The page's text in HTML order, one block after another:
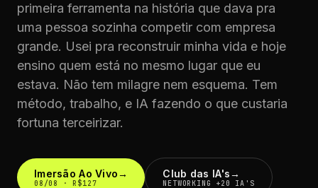
primeira ferramenta na história que dava pra
uma pessoa sozinha competir com empresa
grande. Usei pra reconstruir minha vida e hoje
ensino quem está no mesmo lugar que eu
estava. Não tem milagre nem esquema. Tem
método, trabalho, e IA fazendo o que custaria
fortuna terceirizar.
Imersão Ao Vivo→
08/08 · R$127
Club das IA's→
NETWORKING +20 IA'S